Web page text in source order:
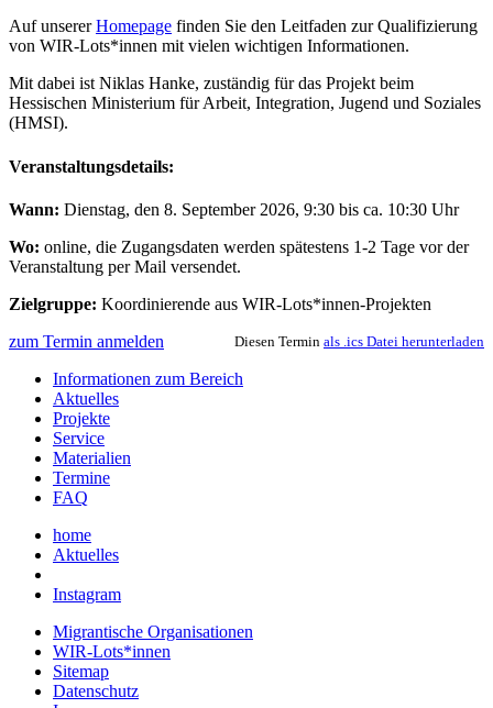
Auf unsererHomepage finden Sie den Leitfaden zur Qualifizierung
von WIR-Lots*innen mit vielen wichtigen Informationen.
Mit dabei ist Niklas Hanke, zuständig für das Projekt beim
Hessischen Ministerium für Arbeit, Integration, Jugend und Soziales
(HMSI).
Veranstaltungsdetails:
Wann: Dienstag, den 8. September 2026, 9:30 bis ca. 10:30 Uhr
Wo: online, die Zugangsdaten werden spätestens 1-2 Tage vor der
Veranstaltung per Mail versendet.
Zielgruppe: Koordinierende aus WIR-Lots*innen-Projekten
zum Termin anmelden
Diesen Termin als .ics Datei herunterladen
Informationen zum Bereich
Aktuelles
Projekte
Service
Materialien
Termine
FAQ
home
Aktuelles
Instagram
Migrantische Organisationen
WIR-Lots*innen
Sitemap
Datenschutz